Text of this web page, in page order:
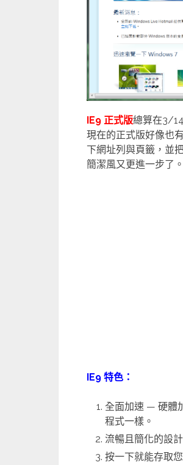
IE9 正式版總算在3/
現在的正式版好像也
下網址列與頁籤，並
簡潔風又更進一步了。
IE9 特色：
全面加速 — 硬體
程式一樣。
流暢且簡化的設
按一下就能存取